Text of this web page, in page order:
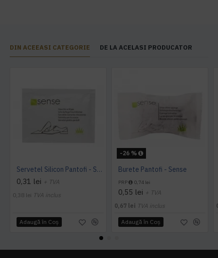
DIN ACEEASI CATEGORIE DE LA ACELASI PRODUCATOR
Servetel Silicon Pantofi - Sense
0,31 lei + TVA
0,38 lei TVA inclus
Adaugă în Coş
-26 %
Burete Pantofi - Sense
PRP 0,74 lei
0,55 lei + TVA
0,67 lei TVA inclus
Adaugă în Coş